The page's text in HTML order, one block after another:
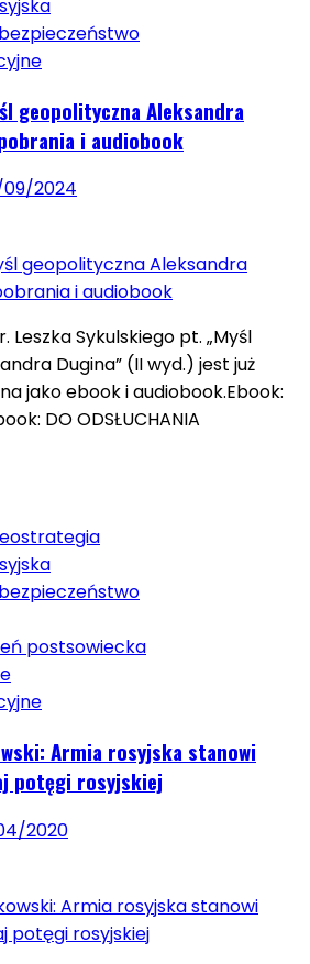
geopolityczna Aleksandra
i audiobook
2024
Leszka Sykulskiego pt. „Myśl
Dugina” (II wyd.) jest już
jako ebook i audiobook.Ebook:
DO ODSŁUCHANIA
postsowiecka
Armia rosyjska stanowi
potęgi rosyjskiej
2020